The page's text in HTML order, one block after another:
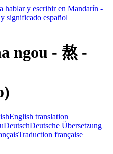
ngou - 熬 -
English translation
DeutschDeutsche Übersetzung
Traduction française